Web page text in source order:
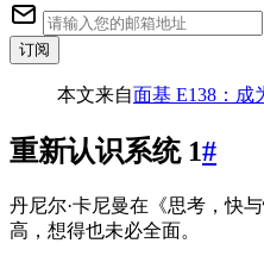
订阅
本文来自面基 E138：成
重新认识系统 1#
丹尼尔·卡尼曼在《思考，快
高，想得也未必全面。